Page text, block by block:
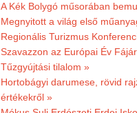
A Kék Bolygó műsorában
Megnyitott a világ első
Regionális Turizmus
Szavazzon az Európai Év
Tűzgyújtási tilalom »
Hortobágyi darumese, rövid
értékekről »